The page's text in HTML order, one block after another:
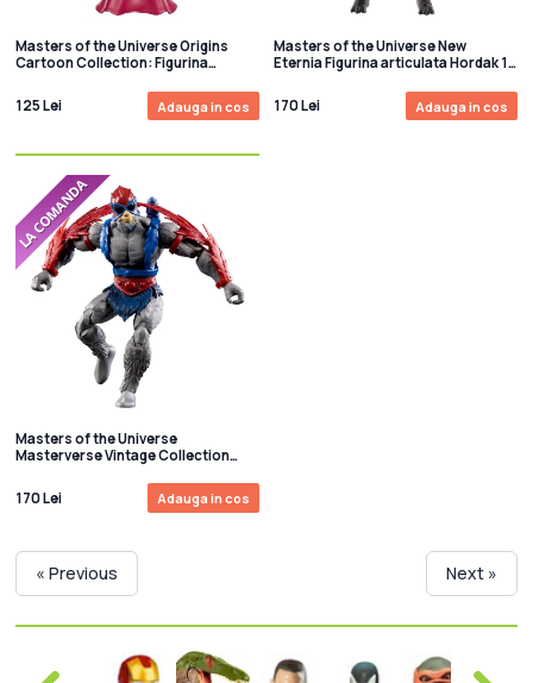
Masters of the Universe Origins
Cartoon Collection: Figurina
125 Lei
Adauga in cos
Masters of the Universe New
Eternia Figurina articulata Hordak 18
170 Lei
Adauga in cos
Masters of the Universe
Masterverse Vintage Collection
170 Lei
Adauga in cos
« Previous Next »